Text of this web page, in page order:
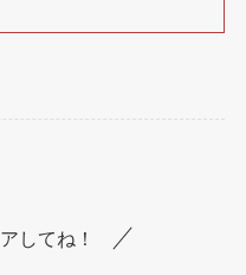
してね！